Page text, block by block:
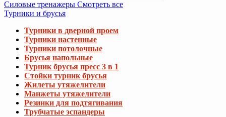
Силовые тренажеры Смотреть все
Турники и брусья
Турники в дверной проем
Турники настенные
Турники потолочные
Брусья напольные
Турник брусья пресс 3 в 1
Стойки турник брусья
Жилеты утяжелители
Манжеты утяжелители
Резинки для подтягивания
Трубчатые эспандеры